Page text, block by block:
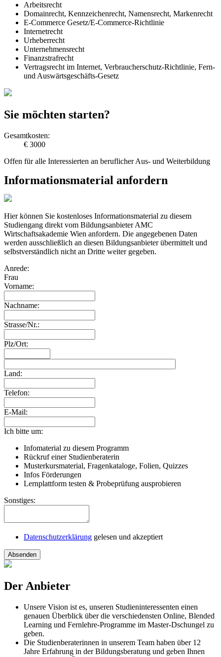
Arbeitsrecht
Domainrecht, Kennzeichenrecht, Namensrecht, Markenrecht
E-Commerce Gesetz/E-Commerce-Richtlinie
Internetrecht
Urheberrecht
Unternehmensrecht
Finanzstrafrecht
Vertragsrecht im Internet, Verbraucherschutz-Richtlinie, Fern-
und Auswärtsgeschäfts-Gesetz
Sie möchten starten?
Gesamtkosten:
€ 3000
Offen für alle Interessierten an beruflicher Aus- und Weiterbildung
Informationsmaterial anfordern
Hier können Sie kostenloses Informationsmaterial zu diesem
Studiengang direkt vom Bildungsanbieter AMC
Wirtschaftsakademie Wien anfordern. Die angegebenen Daten
werden ausschließlich an diesen Bildungsanbieter übermittelt und
selbstverständlich nicht an Dritte weiter gegeben.
Anrede:
Frau
Vorname:
Nachname:
Strasse/Nr.:
Plz/Ort:
Land:
Telefon:
E-Mail:
Ich bitte um:
Infomaterial zu diesem Programm
Rückruf einer Studienberaterin
Musterkursmaterial, Fragenkataloge, Folien, Quizzes
Infos Förderungen
Lernplattform testen & Probeprüfung ausprobieren
Sonstiges:
Datenschutzerklärung gelesen und akzeptiert
Absenden
Der Anbieter
Unsere Vision ist es, unseren Studieninteressenten einen
genauen Überblick über die verschiedensten Online, Blended
Learning und Fernlehre-Programme im Master-Dschungel zu
geben.
Die Studienberaterinnen in unserem Team haben über 12
Jahre Erfahrung in der Bildungsberatung und geben Ihnen